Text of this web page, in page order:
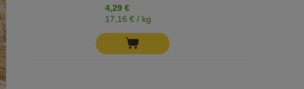
4,29 €
17,16 € / kg